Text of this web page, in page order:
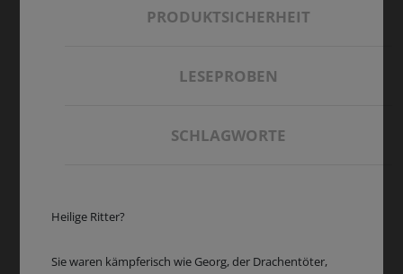
PRODUKTSICHERHEIT
LESEPROBEN
SCHLAGWORTE
Heilige Ritter?
Sie waren kämpferisch wie Georg, der Drachentöter,